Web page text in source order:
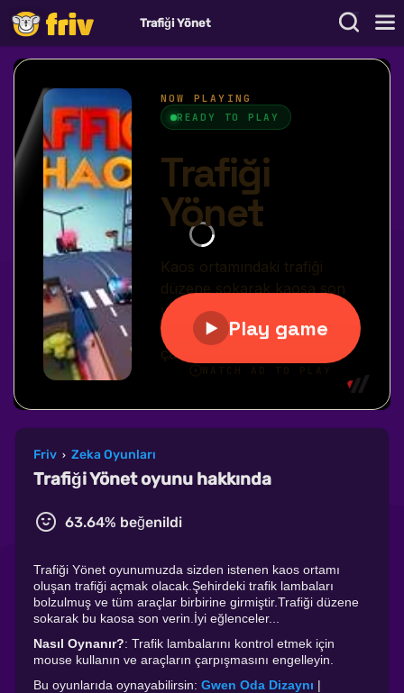
Trafiği Yönet
Friv › Zeka Oyunları
Trafiği Yönet oyunu hakkında
63.64% beğenildi
Trafiği Yönet oyunumuzda sizden istenen kaos ortamı
oluşan trafiği açmak olacak.Şehirdeki trafik lambaları
bolzulmuş ve tüm araçlar birbirine girmiştir.Trafiği düzene
sokarak bu kaosa son verin.İyi eğlenceler...
Nasıl Oynanır?: Trafik lambalarını kontrol etmek için
mouse kullanın ve araçların çarpışmasını engelleyin.
Bu oyunlarıda oynayabilirsin: Gwen Oda Dizaynı |